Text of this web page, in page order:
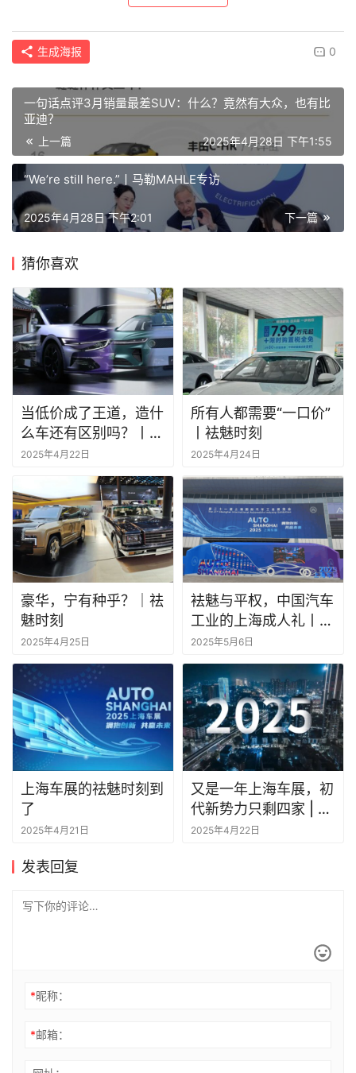
生成海报 0
一句话点评3月销量最差SUV：什么？竟然有大众，也有比
亚迪？
上一篇 2025年4月28日 下午1:55
“We’re still here.”丨马勒MAHLE专访
下一篇
2025年4月28日 下午2:01
猜你喜欢
当低价成了王道，造什
么车还有区别吗？丨袪
魅时刻
2025年4月22日
所有人都需要“一口价”
丨袪魅时刻
2025年4月24日
豪华，宁有种乎？｜祛
魅时刻
2025年4月25日
袪魅与平权，中国汽车
工业的上海成人礼丨祛
魅时刻
2025年5月6日
上海车展的祛魅时刻到
了
2025年4月21日
又是一年上海车展，初
代新势力只剩四家 | 祛
魅时刻
2025年4月22日
发表回复
*昵称：
*邮箱：